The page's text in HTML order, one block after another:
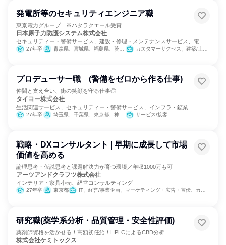
発電所等のセキュリティエンジニア職
東京電力グループ ※ハタラクエール受賞
日本原子力防護システム株式会社
セキュリティー・警備サービス、建設・修理・メンテナンスサービス、電
力・ガス・水道・エネルギー
27年卒 青森県、宮城県、福島県、茨城県、東京都、新潟県、福井県、静岡県 カスタマーサクセス、建築/土木/プラント専門職
プロデューサー職 (警備をゼロから作る仕事)
仲間と支え合い、街の笑顔を守る仕事◎
タイヨー株式会社
生活関連サービス、セキュリティー・警備サービス、インフラ・鉱業
27年卒 埼玉県、千葉県、東京都、神奈川県 サービス/接客
戦略・DXコンサルタント | 早期に成長して市場
価値を高める
論理思考・仮説思考と課題解決力が育つ環境／年収1000万も可
アーツアンドクラフツ株式会社
インテリア・家具小売、経営コンサルティング
27年卒 東京都 IT、経営/事業企画、マーケティング・広告・宣伝、カスタマーサクセス
研究職(薬学系分析・品質管理・安全性評価)
薬剤師資格を活かせる！高額初任給！HPLCによるCBD分析
株式会社ケミトックス